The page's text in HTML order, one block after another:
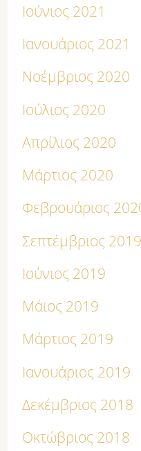
Ιούνιος 2021
Ιανουάριος 2021
Νοέμβριος 2020
Ιούλιος 2020
Απρίλιος 2020
Μάρτιος 2020
Φεβρουάριος
Σεπτέμβριος 2019
Ιούνιος 2019
Μάιος 2019
Μάρτιος 2019
Ιανουάριος 2019
Δεκέμβριος 2018
Οκτώβριος 2018